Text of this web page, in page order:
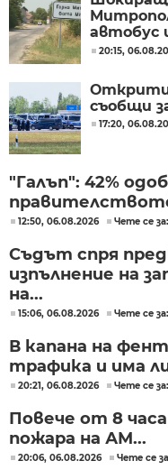
автобус
жегата
20:15,
съобщи
17:20,
"Галъп": 42%
12:50, 06.08.2026 Чете се
Съдът спря
изпълнение на
на...
15:06, 06.08.2026 Чете се
В капана на
трафика и има ли
20:21, 06.08.2026 Чете се
Повече от 8
пожара на АМ...
20:06, 06.08.2026 Чете се